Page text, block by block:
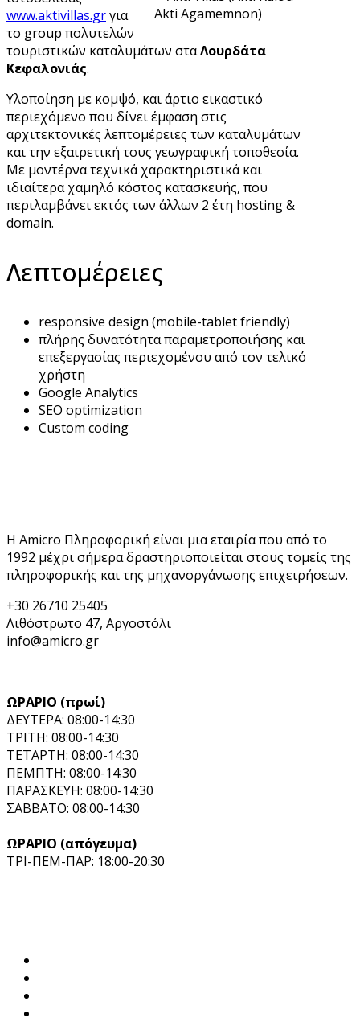
www.aktivillas.grγια
το group πολυτελών
τουριστικών καταλυμάτων σταΛουρδάτα
Κεφαλονιάς.
Υλοποίηση με κομψό, και άρτιο εικαστικό
περιεχόμενο που δίνει έμφαση στις
αρχιτεκτονικές λεπτομέρειες των καταλυμάτων
και την εξαιρετική τους γεωγραφική τοποθεσία.
Με μοντέρνα τεχνικά χαρακτηριστικά και
ιδιαίτερα χαμηλό κόστος κατασκευής, που
περιλαμβάνει εκτός των άλλων 2 έτη hosting &
domain.
Λεπτομέρειες
responsive design (mobile-tablet friendly)
πλήρης δυνατότητα παραμετροποιήσης και
επεξεργασίας περιεχομένου από τον τελικό
χρήστη
Google Analytics
SEO optimization
Custom coding
Η Amicro Πληροφορική είναι μια εταιρία που από το
1992 μέχρι σήμερα δραστηριοποιείται στους τομείς της
πληροφορικής και της μηχανοργάνωσης επιχειρήσεων.
+30 26710 25405
Λιθόστρωτο 47, Αργοστόλι
info@amicro.gr
ΩΡΑΡΙΟ (πρωί)
ΔΕΥΤΕΡΑ: 08:00-14:30
ΤΡΙΤΗ: 08:00-14:30
ΤΕΤΑΡΤΗ: 08:00-14:30
ΠΕΜΠΤΗ: 08:00-14:30
ΠΑΡΑΣΚΕΥΗ: 08:00-14:30
ΣΑΒΒΑΤΟ: 08:00-14:30
ΩΡΑΡΙΟ (απόγευμα)
ΤΡΙ-ΠΕΜ-ΠΑΡ: 18:00-20:30